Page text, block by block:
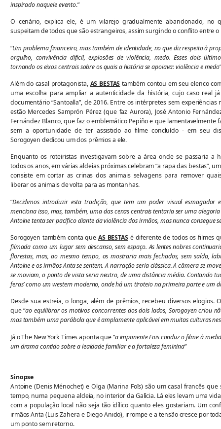
inspirado naquele evento.”
O cenário, explica ele, é um vilarejo gradualmente abandonado, no
suspeitam de todos que são estrangeiros, assim surgindo o conflito entre o
“Um problema financeiro, mas também de identidade, no que diz respeito à
orgulho, convivência difícil, explosões de violência, medo. Esses dois
tornando os eixos centrais sobre os quais a história se apoiava: violência e medo
Além do casal protagonista, AS BESTAS também contou em seu elenco
uma escolha para ampliar a autenticidade da história, cujo caso real
documentário “Santoalla”, de 2016. Entre os intérpretes sem
estão Mercedes Samprón Pérez (que faz Aurora), José Antonio
Fernández Blanco, que faz o emblemático Pepiño e que lamentavelmente
sem a oportunidade de ter assistido ao filme concluído - em seu
Sorogoyen dedicou um dos prêmios a ele.
Enquanto os roteiristas investigavam sobre a área onde se passaria a
todos os anos, em várias aldeias próximas celebram “a rapa das bestas”,
consiste em cortar as crinas dos animais selvagens para remover
liberar os animais de volta para as montanhas.
“Decidimos introduzir esta tradição, que tem um poder visual esmagador
menciona isso, mas, também, uma das cenas centrais tentaria ser uma alegoria
Antoine tenta ser pacífico diante da violência dos irmãos, mas nunca consegue
Sorogoyen também conta que AS BESTASé diferente de todos os filmes
filmada como um lugar sem descanso, sem espaço. As lentes nobres
florestas, mas, ao mesmo tempo, os mostraria mais fechados, sem saída,
Antoine e os irmãos Anta se sentem. A narração seria clássica. A câmera se
se moviam, o ponto de vista seria neutro, de uma distância média. Contando
feras’ como um western moderno, onde há um tiroteio na primeira parte e um
Desde sua estreia, o longa, além de prêmios, recebeu diversos elogios.
que “ao equilibrar os motivos concorrentes dos dois lados, Sorogoyen criou
mas também uma parábola que é amplamente aplicável em muitas culturas
Já o The New York Times aponta que “a imponente Foïs conduz o filme à
um drama contido sobre a lealdade familiar e a fortaleza feminina”
Sinopse
Antoine (Denis Ménochet) e Olga (Marina Foïs) são um casal francês
tempo, numa pequena aldeia, no interior da Galícia. Lá eles levam uma
com a população local não seja tão idílico quanto eles gostariam. Um
irmãos Anta (Luis Zahera e Diego Anido), irrompe e a tensão cresce por
um ponto sem retorno.